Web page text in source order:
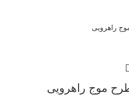
موج راهرویی